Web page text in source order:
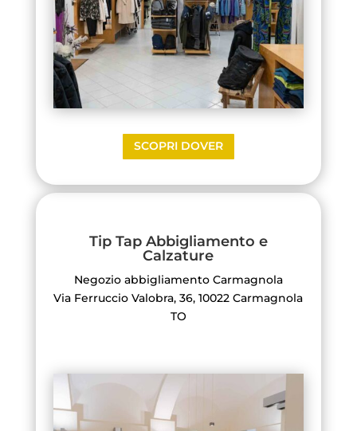
SCOPRI DOVER
Tip Tap Abbigliamento e
Calzature
Negozio abbigliamento Carmagnola
Via Ferruccio Valobra, 36, 10022 Carmagnola
TO